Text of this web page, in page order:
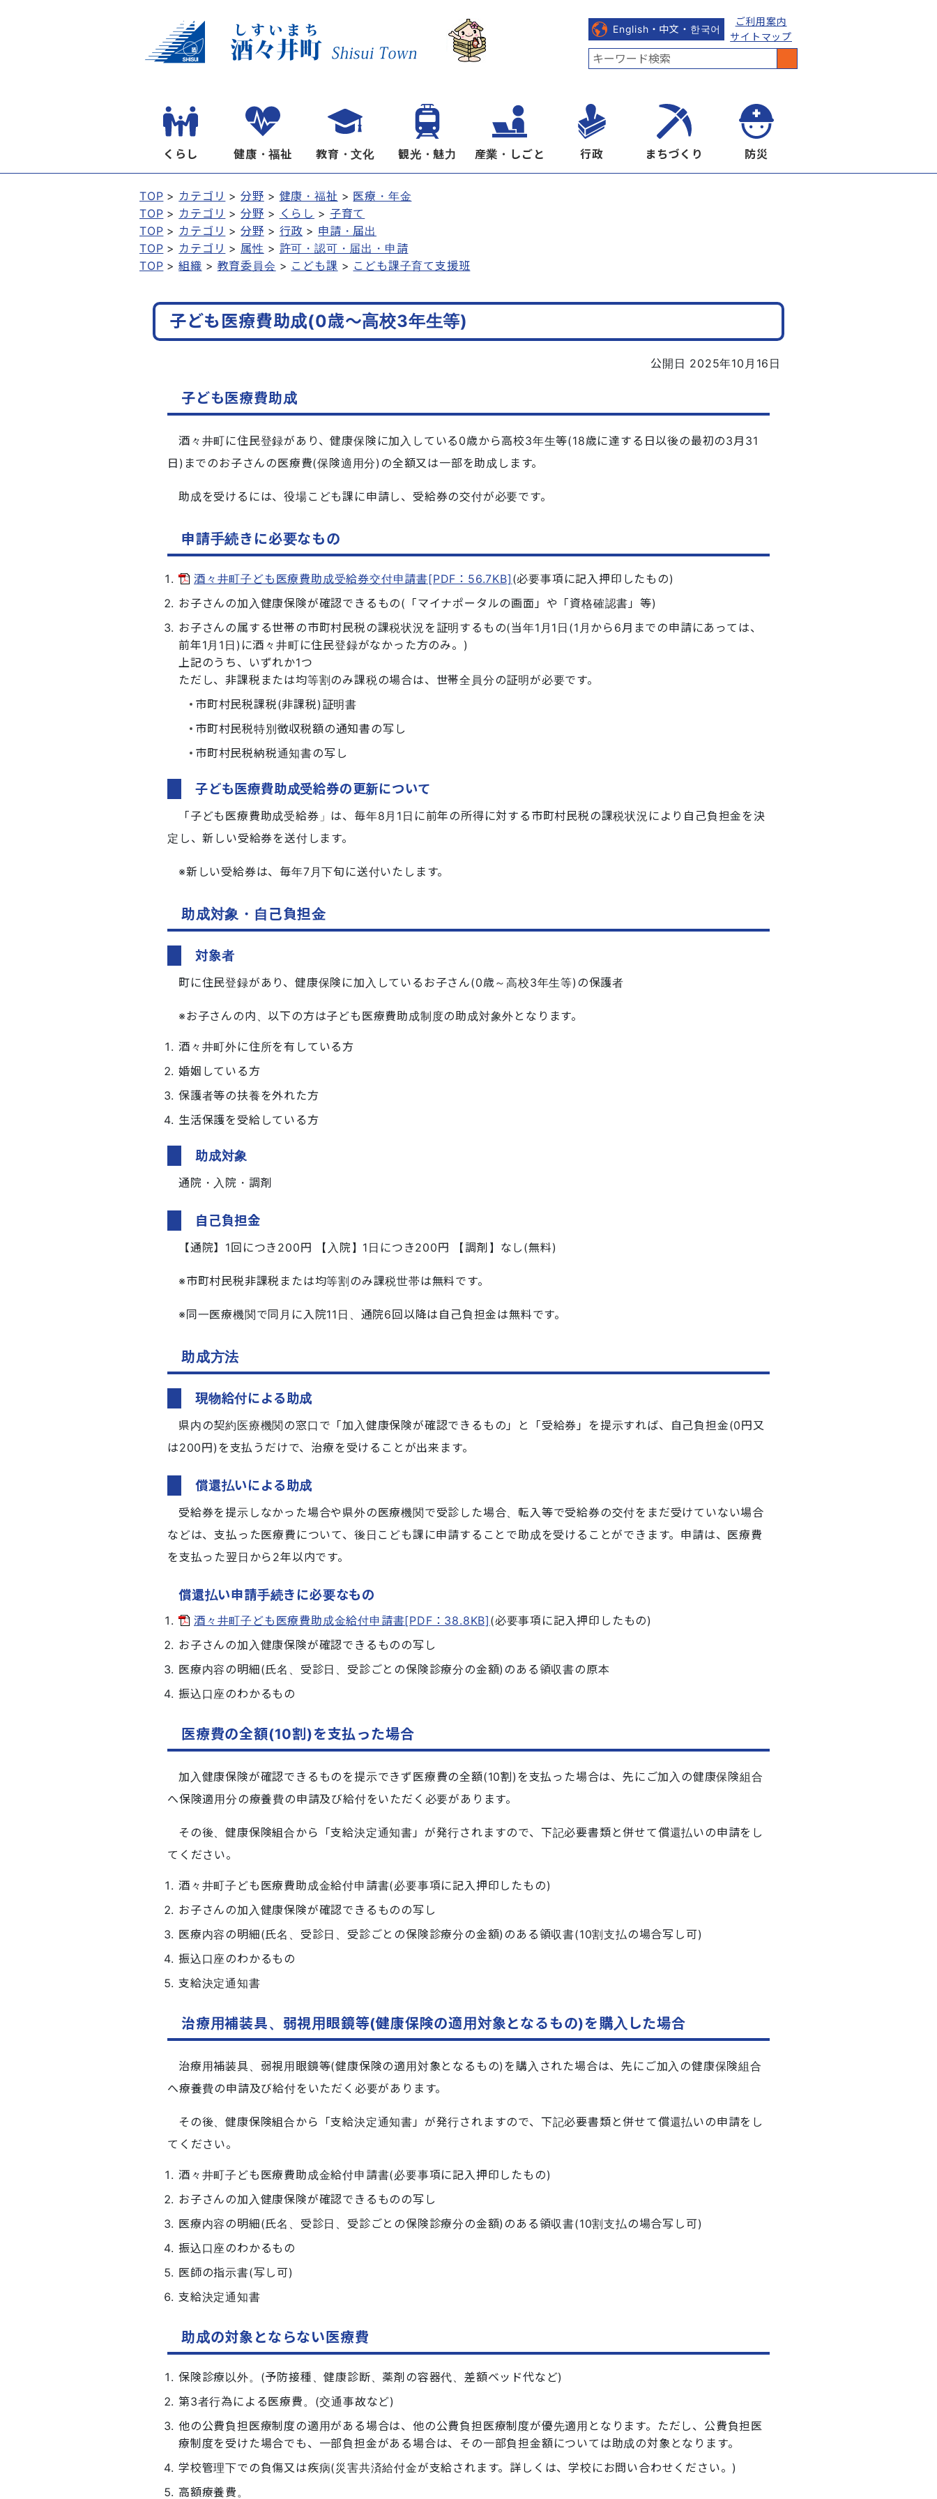
English・中文・한국어
ご利用案内
サイトマップ
くらし 健康・福祉 教育・文化 観光・魅力 産業・しごと 行政 まちづくり 防災
TOP カテゴリ 分野 健康・福祉
医療・年金
TOP
カテゴリ 分野 くらし
子育て
TOP
カテゴリ 分野 行政
申請・届出
TOP
カテゴリ 属性
許可・認可・届出・申請
TOP
組織 教育委員会 こども課 こども課子育て支援班
子ども医療費助成(0歳〜高校3年生等)
公開日 2025年10月16日
子ども医療費助成
酒々井町に住民登録があり、健康保険に加入している0歳から高校3年生等(18歳に達する日以後の最初の3月31
日)までのお子さんの医療費(保険適用分)の全額又は一部を助成します。
助成を受けるには、役場こども課に申請し、受給券の交付が必要です。
申請手続きに必要なもの
酒々井町子ども医療費助成受給券交付申請書[PDF：56.7KB] (必要事項に記入押印したもの)
お子さんの加入健康保険が確認できるもの(「マイナポータルの画面」や「資格確認書」等)
お子さんの属する世帯の市町村民税の課税状況を証明するもの(当年1月1日(1月から6月までの申請にあっては、
前年1月1日)に酒々井町に住民登録がなかった方のみ。)
上記のうち、いずれか1つ
ただし、非課税または均等割のみ課税の場合は、世帯全員分の証明が必要です。
市町村民税課税(非課税)証明書
市町村民税特別徴収税額の通知書の写し
市町村民税納税通知書の写し
子ども医療費助成受給券の更新について
「子ども医療費助成受給券」は、毎年8月1日に前年の所得に対する市町村民税の課税状況により自己負担金を決
定し、新しい受給券を送付します。
※新しい受給券は、毎年7月下旬に送付いたします。
助成対象・自己負担金
対象者
町に住民登録があり、健康保険に加入しているお子さん(0歳～高校3年生等)の保護者
※お子さんの内、以下の方は子ども医療費助成制度の助成対象外となります。
酒々井町外に住所を有している方
婚姻している方
保護者等の扶養を外れた方
生活保護を受給している方
助成対象
通院・入院・調剤
自己負担金
【通院】1回につき200円 【入院】1日につき200円 【調剤】なし(無料)
※市町村民税非課税または均等割のみ課税世帯は無料です。
※同一医療機関で同月に入院11日、通院6回以降は自己負担金は無料です。
助成方法
現物給付による助成
県内の契約医療機関の窓口で「加入健康保険が確認できるもの」と「受給券」を提示すれば、自己負担金(0円又
は200円)を支払うだけで、治療を受けることが出来ます。
償還払いによる助成
受給券を提示しなかった場合や県外の医療機関で受診した場合、転入等で受給券の交付をまだ受けていない場合
などは、支払った医療費について、後日こども課に申請することで助成を受けることができます。申請は、医療費
を支払った翌日から2年以内です。
償還払い申請手続きに必要なもの
酒々井町子ども医療費助成金給付申請書[PDF：38.8KB] (必要事項に記入押印したもの)
お子さんの加入健康保険が確認できるものの写し
医療内容の明細(氏名、受診日、受診ごとの保険診療分の金額)のある領収書の原本
振込口座のわかるもの
医療費の全額(10割)を支払った場合
加入健康保険が確認できるものを提示できず医療費の全額(10割)を支払った場合は、先にご加入の健康保険組合
へ保険適用分の療養費の申請及び給付をいただく必要があります。
その後、健康保険組合から「支給決定通知書」が発行されますので、下記必要書類と併せて償還払いの申請をし
てください。
酒々井町子ども医療費助成金給付申請書(必要事項に記入押印したもの)
お子さんの加入健康保険が確認できるものの写し
医療内容の明細(氏名、受診日、受診ごとの保険診療分の金額)のある領収書(10割支払の場合写し可)
振込口座のわかるもの
支給決定通知書
治療用補装具、弱視用眼鏡等(健康保険の適用対象となるもの)を購入した場合
治療用補装具、弱視用眼鏡等(健康保険の適用対象となるもの)を購入された場合は、先にご加入の健康保険組合
へ療養費の申請及び給付をいただく必要があります。
その後、健康保険組合から「支給決定通知書」が発行されますので、下記必要書類と併せて償還払いの申請をし
てください。
酒々井町子ども医療費助成金給付申請書(必要事項に記入押印したもの)
お子さんの加入健康保険が確認できるものの写し
医療内容の明細(氏名、受診日、受診ごとの保険診療分の金額)のある領収書(10割支払の場合写し可)
振込口座のわかるもの
医師の指示書(写し可)
支給決定通知書
助成の対象とならない医療費
保険診療以外。(予防接種、健康診断、薬剤の容器代、差額ベッド代など)
第3者行為による医療費。(交通事故など)
他の公費負担医療制度の適用がある場合は、他の公費負担医療制度が優先適用となります。ただし、公費負担医
療制度を受けた場合でも、一部負担金がある場合は、その一部負担金額については助成の対象となります。
学校管理下での負傷又は疾病(災害共済給付金が支給されます。詳しくは、学校にお問い合わせください。)
高額療養費。